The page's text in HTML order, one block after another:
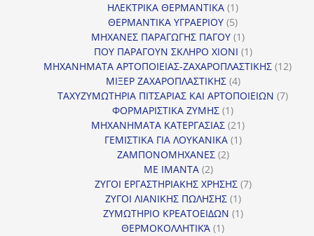
ΗΛΕΚΤΡΙΚΑ ΘΕΡΜΑΝΤΙΚΑ 11
προϊόν
ΘΕΡΜΑΝΤΙΚΑ ΥΓΡΑΕΡΙΟΥ 55
προϊόντα
ΜΗΧΑΝΕΣ ΠΑΡΑΓΩΓΗΣ ΠΑΓΟΥ 11
προϊόν
ΠΟΥ ΠΑΡΑΓΟΥΝ ΣΚΛΗΡΟ ΧΙΟΝΙ 11
προϊόν
ΜΗΧΑΝΗΜΑΤΑ ΑΡΤΟΠΟΙΕΙΑΣ-ΖΑΧΑΡΟΠΛΑΣΤΙΚΗΣ 1212
ΜΙΞΕΡ ΖΑΧΑΡΟΠΛΑΣΤΙΚΗΣ 44
προϊόντα
ΤΑΧΥΖΥΜΩΤΗΡΙΑ ΠΙΤΣΑΡΙΑΣ ΚΑΙ ΑΡΤΟΠΟΙΕΙΩΝ 77
ΦΟΡΜΑΡΙΣΤΙΚΑ ΖΥΜΗΣ 11
προϊόν
ΜΗΧΑΝΗΜΑΤΑ ΚΑΤΕΡΓΑΣΙΑΣ 2121
προϊόντα
ΓΕΜΙΣΤΙΚΑ ΓΙΑ ΛΟΥΚΑΝΙΚΑ 11
ΖΑΜΠΟΝΟΜΗΧΑΝΕΣ 22
ΜΕ ΙΜΑΝΤΑ 22
προϊόντα
ΖΥΓΟΙ ΕΡΓΑΣΤΗΡΙΑΚΗΣ ΧΡΗΣΗΣ 77
ΖΥΓΟΙ ΛΙΑΝΙΚΗΣ ΠΩΛΗΣΗΣ 11
προϊόν
ΖΥΜΩΤΗΡΙΟ ΚΡΕΑΤΟΕΙΔΩΝ 11
ΘΕΡΜΟΚΟΛΛΗΤΙΚΆ 11